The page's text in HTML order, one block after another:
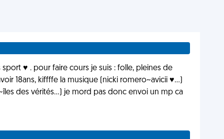
♥ . pour faire cours je suis : folle, pleines de
18ans, kiffffe la musique (nicki romero~avicii ♥...)
des vérités...) je mord pas donc envoi un mp ca